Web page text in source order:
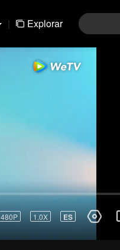
| Explorar